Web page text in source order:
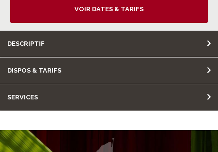
VOIR DATES & TARIFS
DESCRIPTIF
DISPOS & TARIFS
SERVICES